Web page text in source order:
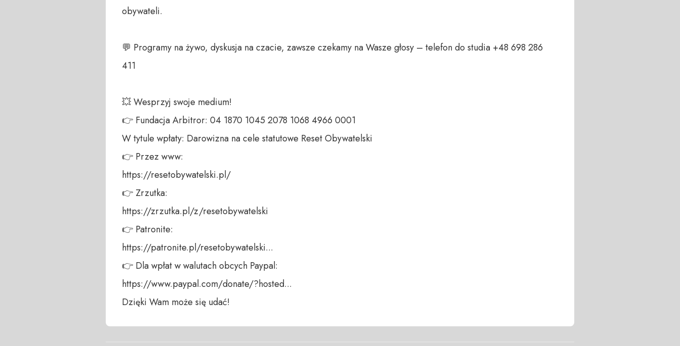
obywateli.
💬 Programy na żywo, dyskusja na czacie, zawsze czekamy na Wasze głosy – telefon do studia +48 698 286
411
💥 Wesprzyj swoje medium!
👉 Fundacja Arbitror: 04 1870 1045 2078 1068 4966 0001
W tytule wpłaty: Darowizna na cele statutowe Reset Obywatelski
👉 Przez www:
https://resetobywatelski.pl/
👉 Zrzutka:
https://zrzutka.pl/z/resetobywatelski
👉 Patronite:
https://patronite.pl/resetobywatelski...
👉 Dla wpłat w walutach obcych Paypal:
https://www.paypal.com/donate/?hosted...
Dzięki Wam może się udać!